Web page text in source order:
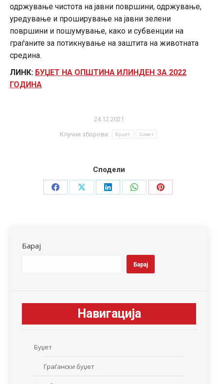
одржување чистота на јавни површини, одржување,
уредување и проширување на јавни зелени
површини и пошумување, како и субвенции на
граѓаните за потикнување на заштита на животната
средина.
ЛИНК: БУЏЕТ НА ОПШТИНА ИЛИНДЕН ЗА 2022
ГОДИНА
24.12.2021
Клучни зборови: Буџет Совет
Сподели
Share
Share
Share
Share
Share
Барај
Барај
Навигација
Буџет
Граѓански буџет